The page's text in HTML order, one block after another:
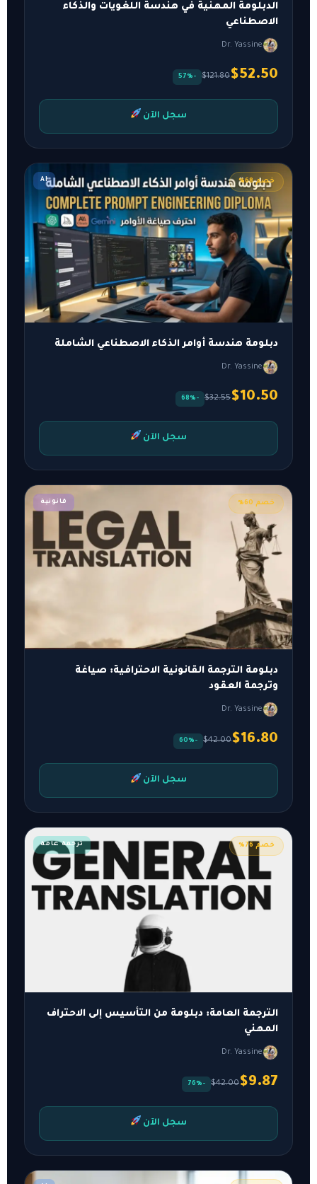
الدبلومة المهنية في هندسة اللغويات والذكاء
الاصطناعي
Dr. Yassine
$52.50
$121.80
-57%
سجل الآن
خصم 68% AI
دبلومة هندسة أوامر الذكاء الاصطناعي الشاملة
Dr. Yassine
$10.50
$32.55
-68%
سجل الآن
خصم 60% قانونية
دبلومة الترجمة القانونية الاحترافية: صياغة
وترجمة العقود
Dr. Yassine
$16.80
$42.00
-60%
سجل الآن
خصم 76% ترجمة عامة
الترجمة العامة: دبلومة من التأسيس إلى الاحتراف
المهني
Dr. Yassine
$9.87
$42.00
-76%
سجل الآن